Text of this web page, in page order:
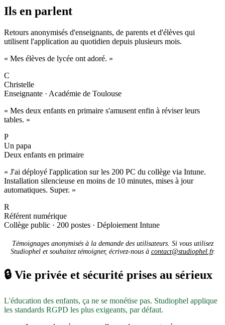
Ils en parlent
Retours anonymisés d'enseignants, de parents et d'élèves qui
utilisent l'application au quotidien depuis plusieurs mois.
« Mes élèves de lycée ont adoré. »
C
Christelle
Enseignante · Académie de Toulouse
« Mes deux enfants en primaire s'amusent enfin à réviser leurs
tables. »
P
Un papa
Deux enfants en primaire
« J'ai déployé l'application sur les 200 PC du collège via Intune.
Installation silencieuse en moins de 10 minutes, mises à jour
automatiques. Super. »
R
Référent numérique
Collège public · 200 postes · Déploiement Intune
Témoignages anonymisés à la demande des utilisateurs. Si vous utilisez
Studiophel et souhaitez témoigner, écrivez-nous à contact@studiophel.fr.
🔒 Vie privée et sécurité prises au sérieux
L'éducation des enfants, ça ne se monétise pas. Studiophel applique
les standards RGPD les plus exigeants, par défaut.